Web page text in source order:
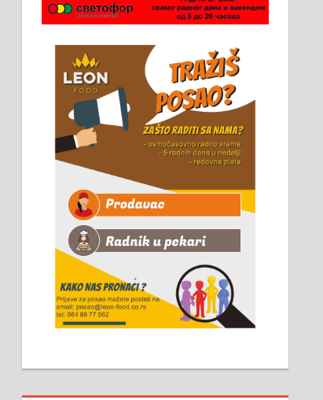
Чистим све врсте димњака.
061/32-13-445